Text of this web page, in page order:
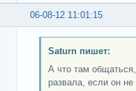
06-08-12 11:01:15
Saturn пишет:
А что там
развала, если он не